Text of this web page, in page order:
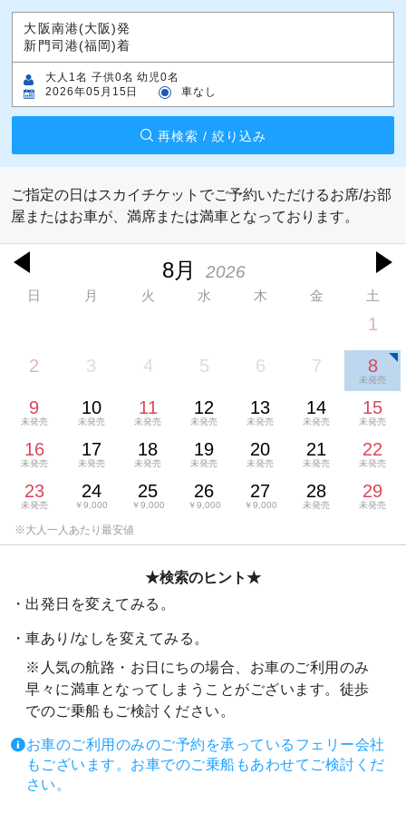
大阪南港(大阪)発
新門司港(福岡)着
大人1名 子供0名 幼児0名
2026年05月15日
車なし
再検索 / 絞り込み
ご指定の日はスカイチケットでご予約いただけるお席/お部
屋またはお車が、満席または満車となっております。
8月 2026
日 月 火 水 木 金 土
1
2 3 4 5 6 7 8
未発売
9
未発売
10
未発売
11
未発売
12
未発売
13
未発売
14
未発売
15
未発売
16
未発売
17
未発売
18
未発売
19
未発売
20
未発売
21
未発売
22
未発売
23
未発売
24
￥9,000
25
￥9,000
26
￥9,000
27
￥9,000
28
未発売
29
未発売
★検索のヒント★
出発日を変えてみる。
車あり/なしを変えてみる。
※人気の航路・お日にちの場合、お車のご利用のみ
早々に満車となってしまうことがございます。徒歩
でのご乗船もご検討ください。
お車のご利用のみのご予約を承っているフェリー会社
もございます。お車でのご乗船もあわせてご検討くだ
さい。